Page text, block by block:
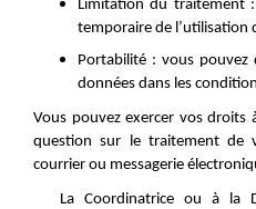
Limitation du traitement
temporaire de l’utilisation
Portabilité : vous pouvez
données dans les
Vous pouvez exercer vos
question sur le traitement de
courrier ou messagerie
La Coordinatrice ou à la